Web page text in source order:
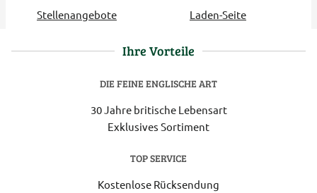
Stellenangebote
Laden-Seite
Ihre Vorteile
DIE FEINE ENGLISCHE ART
30 Jahre britische Lebensart
Exklusives Sortiment
TOP SERVICE
Kostenlose Rücksendung